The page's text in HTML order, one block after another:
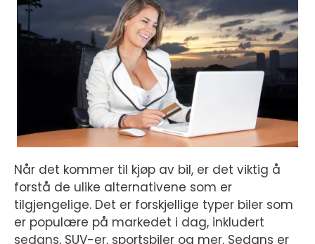
Når det kommer til kjøp av bil, er det viktig å
forstå de ulike alternativene som er
tilgjengelige. Det er forskjellige typer biler som
er populære på markedet i dag, inkludert
sedans, SUV-er, sportsbiler og mer. Sedans er